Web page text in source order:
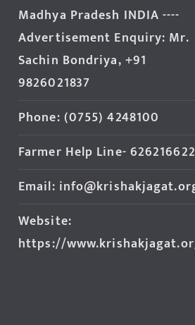
Madhya Pradesh INDIA ----
Advertisement Enquiry: Mr.
Sachin Bondriya, +91
9826021837
Phone: (0755) 4248100
Farmer Help Line-
Email:
Website:
https://